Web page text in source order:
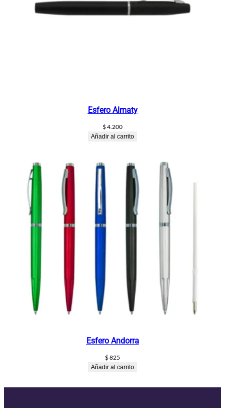
Esfero Almaty
$4.200
Añadir al carrito
Esfero Andorra
$825
Añadir al carrito